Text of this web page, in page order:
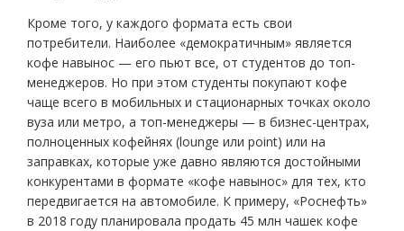
Кроме того, у каждого формата есть свои
потребители. Наиболее «демократичным» является
кофе навынос — его пьют все, от студентов до топ-
менеджеров. Но при этом студенты покупают кофе
чаще всего в мобильных и стационарных точках около
вуза или метро, а топ-менеджеры — в бизнес-центрах,
полноценных кофейнях (lounge или point) или на
заправках, которые уже давно являются достойными
конкурентами в формате «кофе навынос» для тех, кто
передвигается на автомобиле. К примеру, «Роснефть»
в 2018 году планировала продать 45 млн чашек кофе